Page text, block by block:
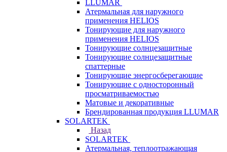
LLUMAR
Атермальная для наружного
применения HELIOS
Тонирующие для наружного
применения HELIOS
Тонирующие солнцезащитные
Тонирующие солнцезащитные
спаттерные
Тонирующие энергосберегающие
Тонирующие с односторонный
просматриваемостью
Матовые и декоративные
Брендированная продукция LLUMAR
SOLARTEK
Назад
SOLARTEK
Атермальная, теплоотражающая